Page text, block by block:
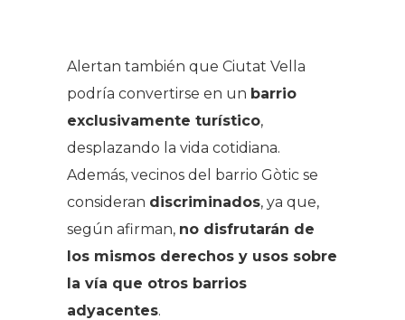
Alertan también que Ciutat Vella
podría convertirse en un barrio
exclusivamente turístico,
desplazando la vida cotidiana.
Además, vecinos del barrio Gòtic se
consideran discriminados, ya que,
según afirman, no disfrutarán de
los mismos derechos y usos sobre
la vía que otros barrios
adyacentes.